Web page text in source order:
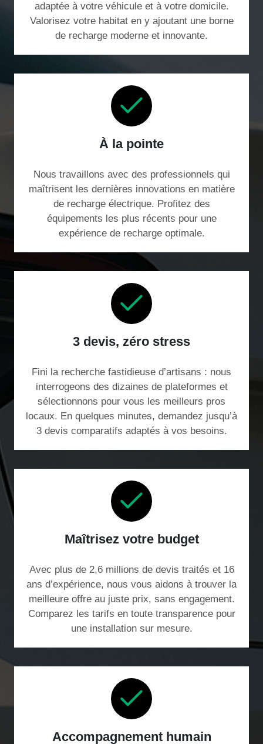
adaptée à votre véhicule et à votre domicile.
Valorisez votre habitat en y ajoutant une borne
de recharge moderne et innovante.
À la pointe
Nous travaillons avec des professionnels qui
maîtrisent les dernières innovations en matière
de recharge électrique. Profitez des
équipements les plus récents pour une
expérience de recharge optimale.
3 devis, zéro stress
Fini la recherche fastidieuse d’artisans : nous
interrogeons des dizaines de plateformes et
sélectionnons pour vous les meilleurs pros
locaux. En quelques minutes, demandez jusqu’à
3 devis comparatifs adaptés à vos besoins.
Maîtrisez votre budget
Avec plus de 2,6 millions de devis traités et 16
ans d’expérience, nous vous aidons à trouver la
meilleure offre au juste prix, sans engagement.
Comparez les tarifs en toute transparence pour
une installation sur mesure.
Accompagnement humain